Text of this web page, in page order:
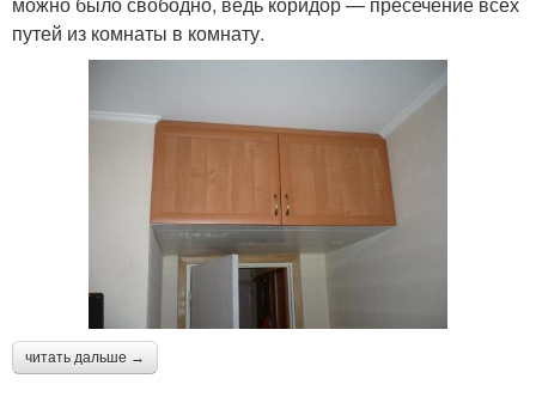
путей из комнаты в комнату.
читать дальше →